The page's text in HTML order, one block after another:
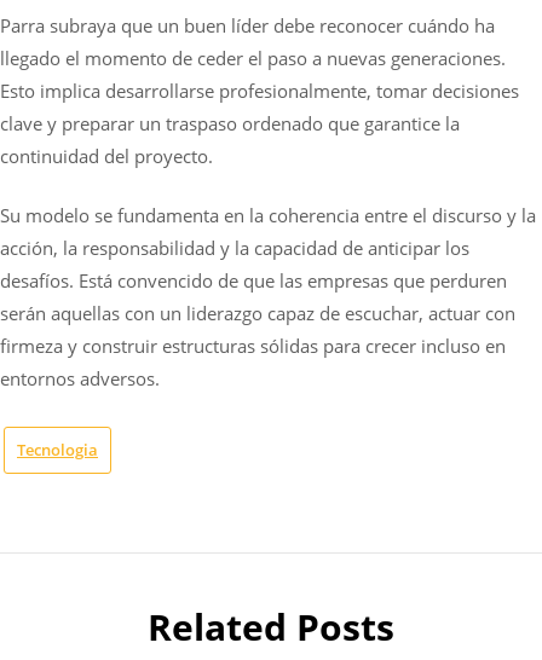
Parra subraya que un buen líder debe reconocer cuándo ha
llegado el momento de ceder el paso a nuevas generaciones.
Esto implica desarrollarse profesionalmente, tomar decisiones
clave y preparar un traspaso ordenado que garantice la
continuidad del proyecto.
Su modelo se fundamenta en la coherencia entre el discurso y la
acción, la responsabilidad y la capacidad de anticipar los
desafíos. Está convencido de que las empresas que perduren
serán aquellas con un liderazgo capaz de escuchar, actuar con
firmeza y construir estructuras sólidas para crecer incluso en
entornos adversos.
Tecnologia
Related Posts